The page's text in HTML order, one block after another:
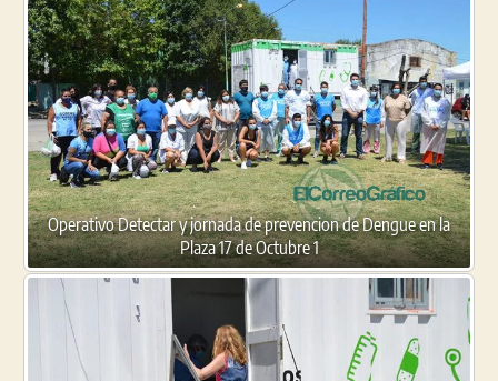
Operativo Detectar y jornada de prevencion de Dengue en la
Plaza 17 de Octubre 1